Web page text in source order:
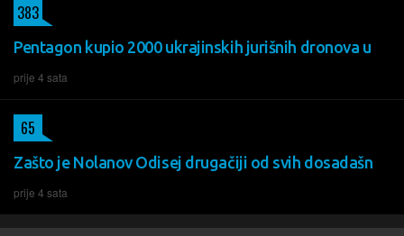
Pentagon kupio 2000 ukrajinskih jurišnih dronova u
prije 4 sata
383
Zašto je Nolanov Odisej drugačiji od svih dosadašn
prije 4 sata
65